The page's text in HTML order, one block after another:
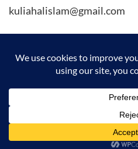
kuliahalislam@gmail.com